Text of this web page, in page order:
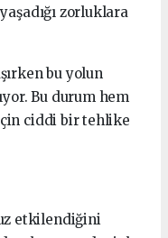
zorluklara
bu yolun
Bu durum hem
ciddi bir tehlike
etkilendiğini